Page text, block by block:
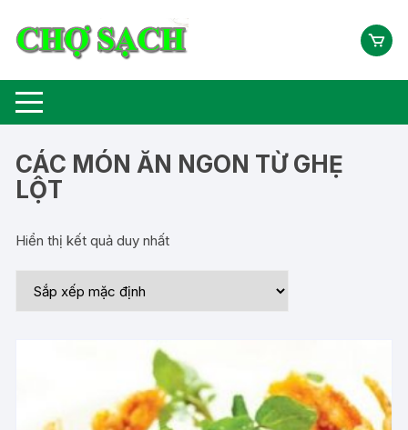
CÁC MÓN ĂN NGON TỪ GHẸ
LỘT
Hiển thị kết quả duy nhất